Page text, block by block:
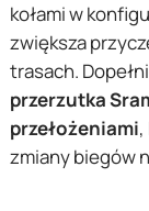
kołami w
zwiększa
trasach.
przerzutka
przełożeniami
zmiany biegów